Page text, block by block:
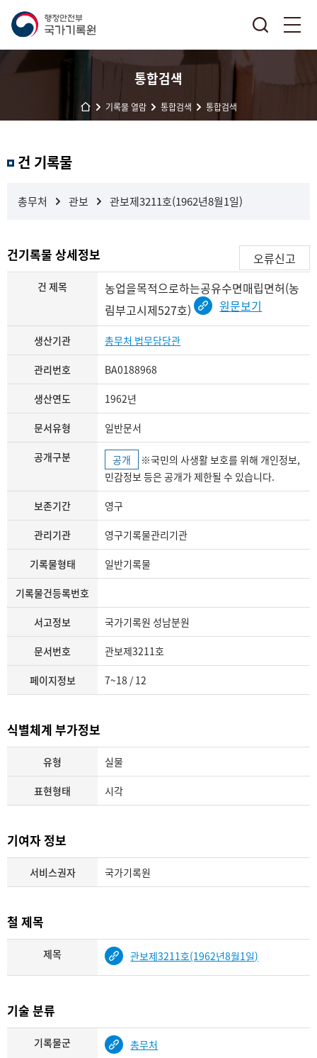
통합검색
기록물 열람 통합검색 통합검색
과 건 기록물
총무처 관보 관보제3211호(1962년8월1일)
건기록물 상세정보 오류신고
건 제목
농업을목적으로하는공유수면매립면허(농
림부고시제527호)
원문보기
생산기관 총무처 법무담당관
관리번호 BA0188968
생산연도 1962년
문서유형 일반문서
공개구분 공개
민감정보 등은 공개가 제한될 수 있습니다.
보존기간 영구
관리기관 영구기록물관리기관
기록물형태 일반기록물
기록물건등록번호
서고정보 국가기록원 성남분원
문서번호 관보제3211호
페이지정보 7~18 / 12
식별체계 부가정보
유형 실물
표현형태 시각
기여자 정보
서비스권자 국가기록원
철 제목
제목 관보제3211호(1962년8월1일)
기술 분류
기록물군 총무처